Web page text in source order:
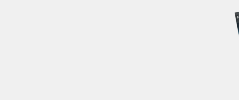
Αυτός ο τόπος φιλοδοξεί να ανοίγει μονοπάτια για τα συναρπαστικά και όμορφα